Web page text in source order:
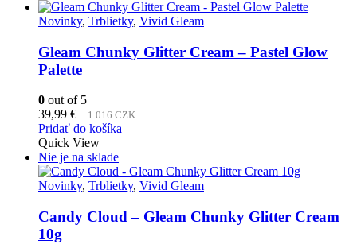
Novinky, Trblietky, Vivid Gleam
Gleam Chunky Glitter Cream – Pastel Glow
Palette
0 out of 5
39,99 € 1 016 CZK
Pridať do košíka
Quick View
Nie je na sklade
Novinky, Trblietky, Vivid Gleam
Candy Cloud – Gleam Chunky Glitter Cream
10g